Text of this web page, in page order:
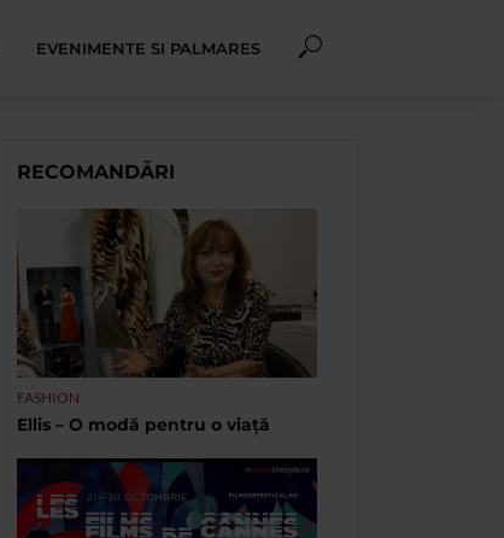
EVENIMENTE SI PALMARES
RECOMANDĂRI
FASHION
Ellis – O modă pentru o viață